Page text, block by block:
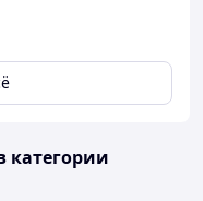
категории